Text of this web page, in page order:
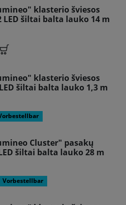
klasterio šviesos
LED šiltai balta lauko 14 m
klasterio šviesos
šiltai balta lauko 1,3 m
Cluster" pasakų
šiltai balta lauko 28 m
Vorbestellbar